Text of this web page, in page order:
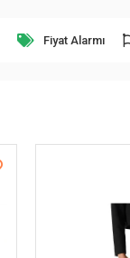
Fiyat Alarmı